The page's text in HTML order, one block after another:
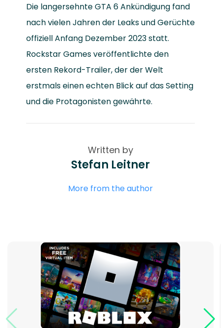
Die langersehnte GTA 6 Ankündigung fand
nach vielen Jahren der Leaks und Gerüchte
offiziell Anfang Dezember 2023 statt.
Rockstar Games veröffentlichte den
ersten Rekord-Trailer, der der Welt
erstmals einen echten Blick auf das Setting
und die Protagonisten gewährte.
Written by
Stefan Leitner
More from the author